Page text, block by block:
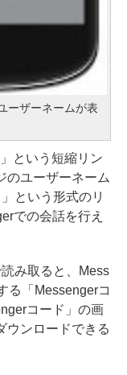
ーザーネームが表
という短縮リン
のユーザーネーム
という形式のリ
での会話を行え
み取ると、Mess
る「Messengerコ
コード」の画
ウンロードできる